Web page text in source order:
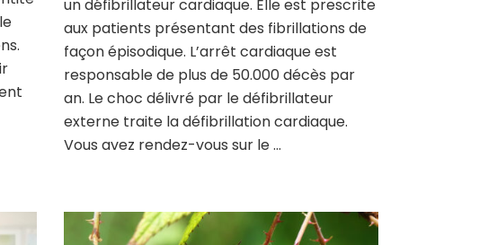
un défibrillateur cardiaque. Elle est prescrite
aux patients présentant des fibrillations de
façon épisodique. L’arrêt cardiaque est
responsable de plus de 50.000 décès par
an. Le choc délivré par le défibrillateur
externe traite la défibrillation cardiaque.
Vous avez rendez-vous sur le …